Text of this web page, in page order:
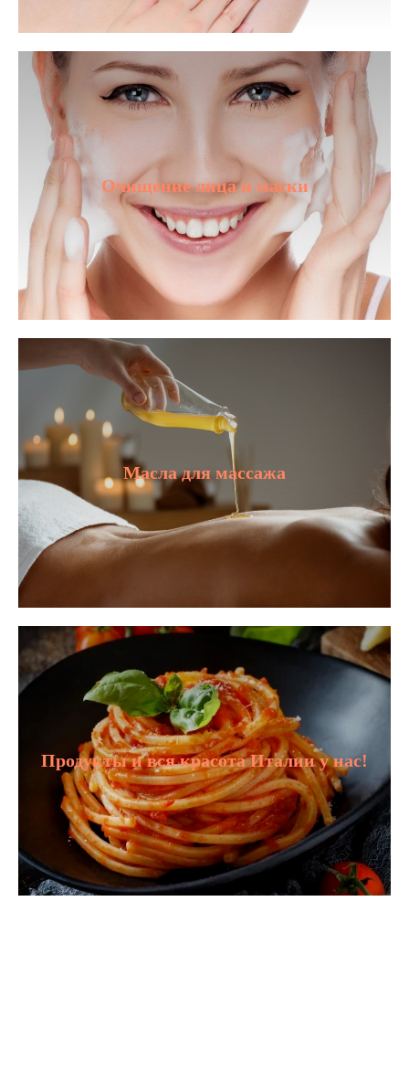
Очищение лица и маски
Масла для массажа
Продукты и вся красота Италии у нас!